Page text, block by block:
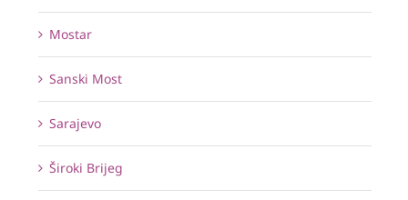
Mostar
Sanski Most
Sarajevo
Široki Brijeg